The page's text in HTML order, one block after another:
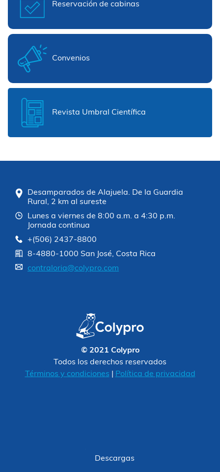
Reservación de cabinas
Convenios
Revista Umbral Científica
Desamparados de Alajuela. De la Guardia
Rural, 2 km al sureste
Lunes a viernes de 8:00 a.m. a 4:30 p.m.
Jornada continua
+(506) 2437-8800
8-4880-1000 San José, Costa Rica
contraloria@colypro.com
© 2021 Colypro
Todos los derechos reservados
Términos y condiciones
Política de privacidad
Descargas